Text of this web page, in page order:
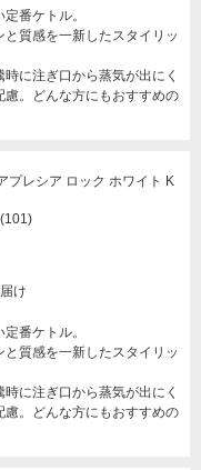
番ケトル。
質感を一新したスタイリッ
に注ぎ口から蒸気が出にく
。どんな方にもおすすめの
プレシア ロック ホワイト K
(101)
け
番ケトル。
質感を一新したスタイリッ
に注ぎ口から蒸気が出にく
。どんな方にもおすすめの